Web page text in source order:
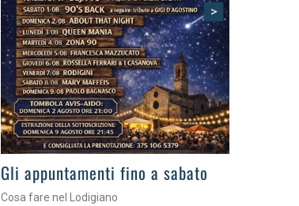
>
Gli eventi della settimana
Tra torte, cinema e musica live